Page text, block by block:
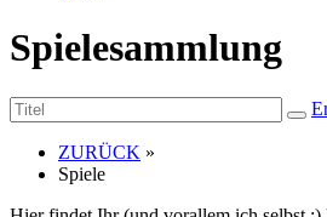
Spielesammlung
ZURÜCK »
Spiele